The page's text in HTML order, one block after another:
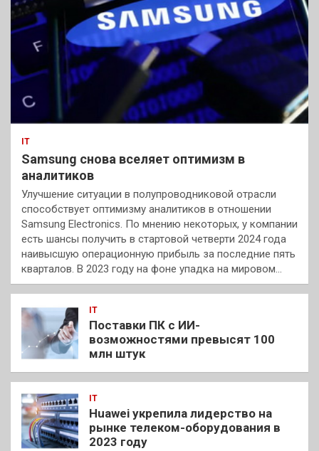
IT
Samsung снова вселяет оптимизм в
аналитиков
Улучшение ситуации в полупроводниковой отрасли
способствует оптимизму аналитиков в отношении
Samsung Electronics. По мнению некоторых, у компании
есть шансы получить в стартовой четверти 2024 года
наивысшую операционную прибыль за последние пять
кварталов. В 2023 году на фоне упадка на мировом…
IT
Поставки ПК с ИИ-
возможностями превысят 100
млн штук
IT
Huawei укрепила лидерство на
рынке телеком-оборудования в
2023 году